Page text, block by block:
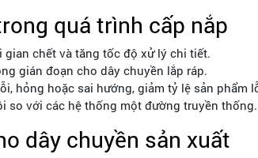
quá trình cấp nắp
chết và tăng tốc độ xử lý chi tiết.
gián đoạn cho dây chuyền lắp ráp.
hỏng hoặc sai hướng, giảm tỷ lệ sản phẩm
so với các hệ thống một đường truyền thống.
dây chuyền sản xuất